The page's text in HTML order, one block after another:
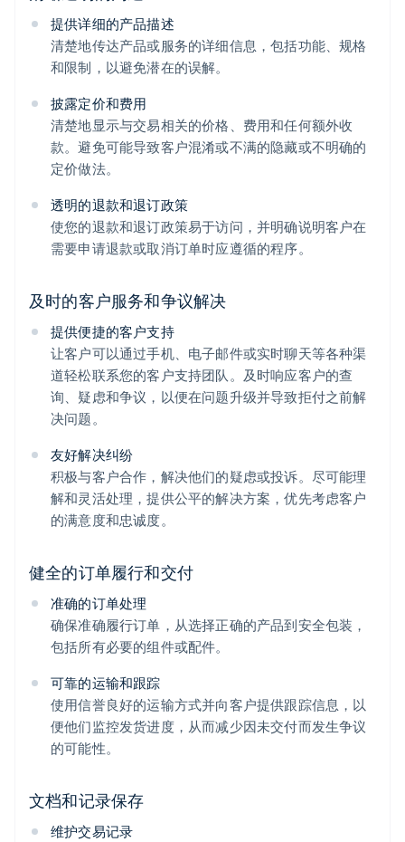
提供详细的产品描述
清楚地传达产品或服务的详细信息，包括功能、规格
和限制，以避免潜在的误解。
披露定价和费用
清楚地显示与交易相关的价格、费用和任何额外收
款。避免可能导致客户混淆或不满的隐藏或不明确的
定价做法。
透明的退款和退订政策
使您的退款和退订政策易于访问，并明确说明客户在
需要申请退款或取消订单时应遵循的程序。
及时的客户服务和争议解决
提供便捷的客户支持
让客户可以通过手机、电子邮件或实时聊天等各种渠
道轻松联系您的客户支持团队。及时响应客户的查
询、疑虑和争议，以便在问题升级并导致拒付之前解
决问题。
友好解决纠纷
积极与客户合作，解决他们的疑虑或投诉。尽可能理
解和灵活处理，提供公平的解决方案，优先考虑客户
的满意度和忠诚度。
健全的订单履行和交付
准确的订单处理
确保准确履行订单，从选择正确的产品到安全包装，
包括所有必要的组件或配件。
可靠的运输和跟踪
使用信誉良好的运输方式并向客户提供跟踪信息，以
便他们监控发货进度，从而减少因未交付而发生争议
的可能性。
文档和记录保存
维护交易记录